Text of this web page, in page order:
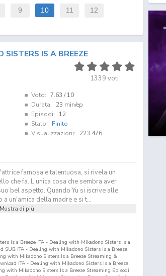
9 10 11 12
IS A BREEZE
1339 voti
Voto: 7.63 / 10
Durata:
23 min/ep
Episodi:
12
Stato:
Finito
Visualizzazioni:
223.476
famosa e talentuosa, si rivela un
che fa. L'unica cosa che sembra aver
bel aspetto. Quando Yu si iscrive alle
un'amica della madre e si t...
Mostra di più
Is a Breeze ITA - Dealing with Mikadono Sisters Is a
SUB ITA - Dealing with Mikadono Sisters Is a Breeze
with Mikadono Sisters Is a Breeze Streaming &
ITA - Dealing with Mikadono Sisters Is a Breeze
with Mikadono Sisters Is a Breeze Streaming Episodi